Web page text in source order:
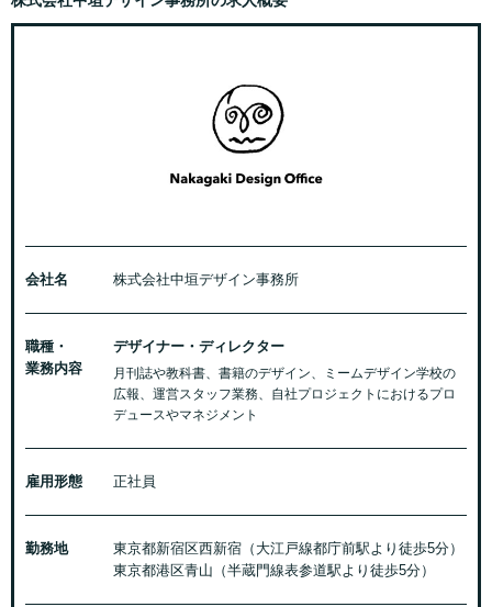
業務内容
月刊誌や教科書、書籍のデザイン、ミームデザイン学校の
広報、運営スタッフ業務、自社プロジェクトにおけるプロ
デュースやマネジメント
東京都港区青山（半蔵門線表参道駅より徒歩5分）